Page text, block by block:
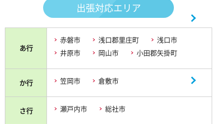
出張対応エリア
あ行
赤磐市 浅口郡里庄町
浅口市
井原市
岡山市 小田郡矢掛町
か行 笠岡市 倉敷市
さ行 瀬戸内市 総社市